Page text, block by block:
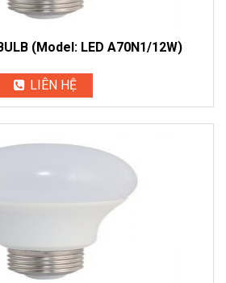
(Model: LED A70N1/12W)
LIÊN HỆ